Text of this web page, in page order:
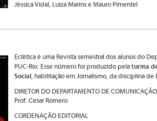
Jéssica Vidal, Luiza Marins e Mauro Pimentel
Eclética é uma Revista semestral dos alunos do
PUC-Rio. Esse número foi produzido pela turma
Social, habilitação em Jornalismo, da disciplina de
DIRETOR DO DEPARTAMENTO DE
Prof. Cesar Romero
CORDENAÇÃO EDITORIAL